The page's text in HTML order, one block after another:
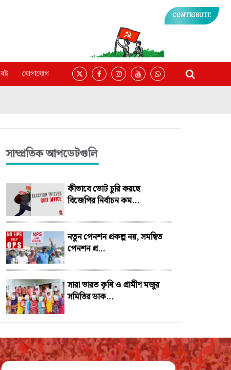
CONTRIBUTE
বই যোগাযোগ
সাম্প্রতিক আপডেটগুলি
কীভাবে ভোট চুরি করছে
বিজেপির নির্বাচন কম...
নতুন পেনশন প্রকল্প নয়, সমন্বিত
পেনশন প্র...
সারা ভারত কৃষি ও গ্রামীণ মজুর
সমিতির ডাক...